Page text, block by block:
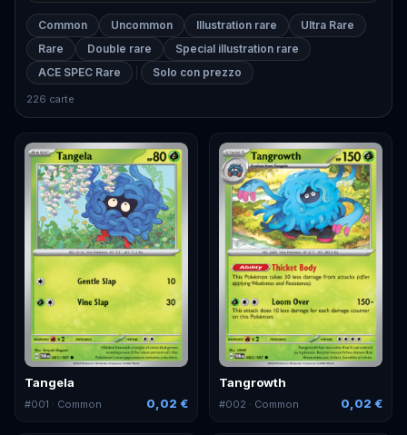
Common Uncommon Illustration rare
Ultra Rare
Rare
Double rare
Special illustration rare
ACE SPEC Rare
Solo con prezzo
226 carte
Tangela
#001 · Common 0,02 €
Tangrowth
#002 · Common 0,02 €